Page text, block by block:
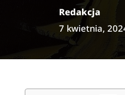
Redakcja
7 kwietnia,